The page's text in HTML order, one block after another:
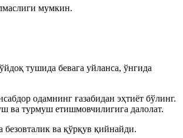
мумкин.
тушида бевага уйланса, ўнгида
одамнинг ғазабидан эҳтиёт бўлинг.
ва турмуш етишмовчилигига далолат.
ва қўрқув қийнайди.